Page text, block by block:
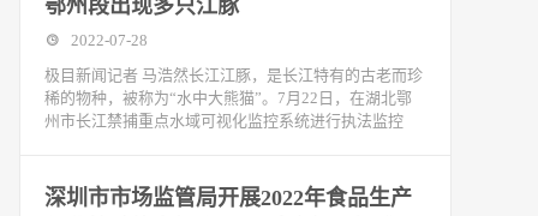
鄂州段出现多只江豚
2022-07-28
极目新闻记者 马浩然长江江豚，是长江特有的古老而珍
稀的物种，被称为“水中大熊猫”。7月22日，在湖北鄂
州市长江禁捕重点水域可视化监控系统进行执法监控
深圳市市场监管局开展2022年食品生产